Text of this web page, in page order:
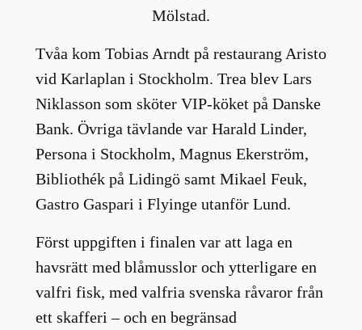
Mölstad.
Tvåa kom Tobias Arndt på restaurang Aristo
vid Karlaplan i Stockholm. Trea blev Lars
Niklasson som sköter VIP-köket på Danske
Bank. Övriga tävlande var Harald Linder,
Persona i Stockholm, Magnus Еkerström,
Bibliothék på Lidingö samt Mikael Feuk,
Gastro Gaspari i Flyinge utanför Lund.
Först uppgiften i finalen var att laga en
havsrätt med blåmusslor och ytterligare en
valfri fisk, med valfria svenska råvaror från
ett skafferi – och en begränsad